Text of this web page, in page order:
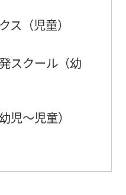
ス（児童）
スクール（幼
児〜児童）